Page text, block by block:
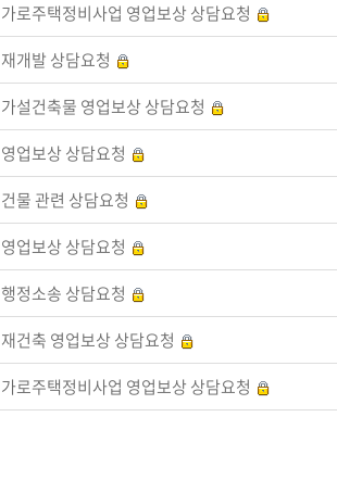
가로주택정비사업 영업보상 상담요청
재개발 상담요청
가설건축물 영업보상 상담요청
영업보상 상담요청
건물 관련 상담요청
영업보상 상담요청
행정소송 상담요청
재건축 영업보상 상담요청
가로주택정비사업 영업보상 상담요청